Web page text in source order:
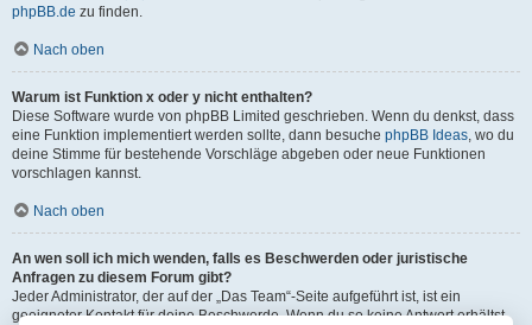
phpBB.de zu finden.
Nach oben
Warum ist Funktion x oder y nicht enthalten?
Diese Software wurde von phpBB Limited geschrieben. Wenn du denkst, dass
eine Funktion implementiert werden sollte, dann besuche phpBB Ideas, wo du
deine Stimme für bestehende Vorschläge abgeben oder neue Funktionen
vorschlagen kannst.
Nach oben
An wen soll ich mich wenden, falls es Beschwerden oder juristische
Anfragen zu diesem Forum gibt?
Jeder Administrator, der auf der „Das Team“-Seite aufgeführt ist, ist ein
geeigneter Kontakt für deine Beschwerde. Wenn du so keine Antwort erhältst,